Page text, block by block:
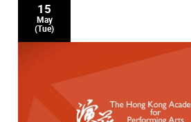
15
May
(Tue)